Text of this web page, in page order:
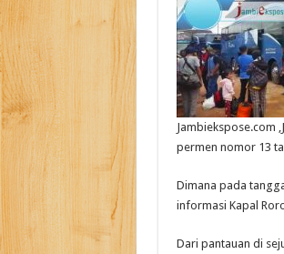
Jambiekspose.com
permen nomor 13
Dimana pada
informasi Kapal
Dari pantauan di